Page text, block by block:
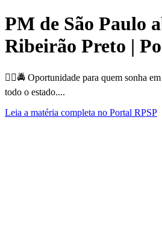
PM de São Paulo
Ribeirão Preto |
👮‍♂️🚔 Oportunidade para quem sonha
todo o estado....
Leia a matéria completa no Portal RPSP